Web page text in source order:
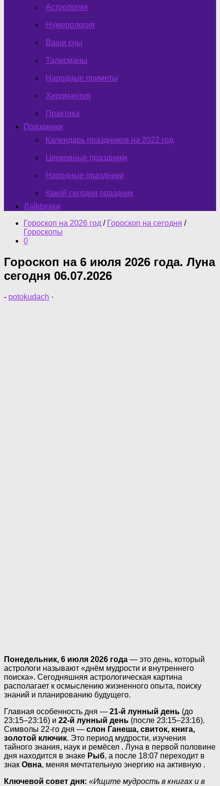
Астрология
Нумерология
Ваши сны
Талисманы
Народные приметы
Хиромантия
Практика
Праздники
Календарь праздников на 2022 год
Церковные праздники
Народные праздники
Какой сегодня праздник
Лайфхаки
Гороскоп на 2026 год / Гороскоп на сегодня /
Гороскопы
0
Гороскоп на 6 июля 2026 года. Луна
сегодня 06.07.2026
- potokudach ·
Понедельник, 6 июля 2026 года — это день, который
астрологи называют «днём мудрости и внутреннего
поиска». Сегодняшняя астрологическая картина
располагает к осмыслению жизненного опыта, поиску
знаний и планированию будущего.
Главная особенность дня — 21-й лунный день (до
23:15–23:16) и 22-й лунный день (после 23:15–23:16).
Символы 22-го дня — слон Ганеша, свиток, книга,
золотой ключик. Это период мудрости, изучения
тайного знания, наук и ремёсел . Луна в первой половине
дня находится в знаке Рыб, а после 18:07 переходит в
знак Овна, меняя мечтательную энергию на активную .
Ключевой совет дня: «Ищите мудрость в книгах и в